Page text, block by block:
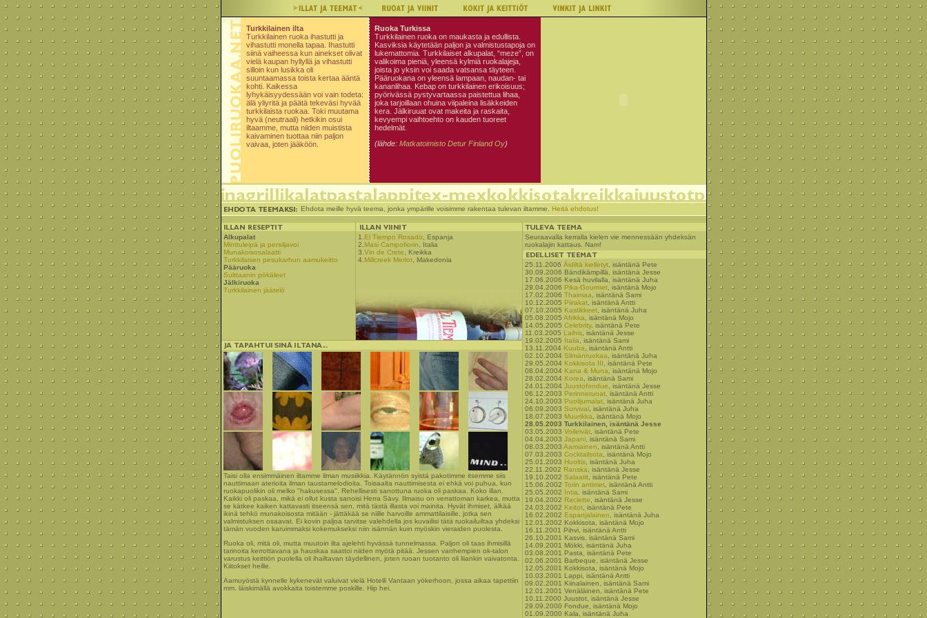
Turkkilainen ilta
Turkkilainen ruoka ihastutti ja
vihastutti monella tapaa. Ihastutti
siinä vaiheessa kun ainekset olivat
vielä kaupan hyllyllä ja vihastutti
silloin kun lusikka oli
suuntaamassa toista kertaa ääntä
kohti. Kaikessa
lyhykäisyydessään voi vain todeta:
älä yliyritä ja päätä tekeväsi hyvää
turkkilaista ruokaa. Toki muutama
hyvä (neutraali) hetkikin osui
iltaamme, mutta niiden muistista
kaivaminen tuottaa niin paljon
vaivaa, joten jääköön.
Ruoka Turkissa
Turkkilainen ruoka on maukasta ja edullista.
Kasviksia käytetään paljon ja valmistustapoja on
lukemattomia. Turkkilaiset alkupalat, “meze”, on
valikoima pieniä, yleensä kylmiä ruokalajeja,
joista jo yksin voi saada vatsansa täyteen.
Pääruokana on yleensä lampaan, naudan- tai
kananlihaa. Kebap on turkkilainen erikoisuus;
pyörivässä pystyvartaassa paistettua lihaa,
joka tarjoillaan ohuina viipaleina lisäkkeiden
kera. Jälkiruuat ovat makeita ja raskaita,
kevyempi vaihtoehto on kauden tuoreet
hedelmät.
(lähde: Matkatoimisto Detur Finland Oy)
Ehdota meille hyvä teema, jonka ympärille voisimme rakentaa tulevan iltamme. Heitä ehdotus!
Alkupalat
Minttuleipä ja persiljavoi
Munakoisosalaatti
Turkkilaisen pesukarhun aamukeitto
Pääruoka
Sulttaanin pökäleet
Jälkiruoka
Turkkilainen jäätelö
1. El Tiempo Rosado , Espanja
2. Masi Campofiorin , Italia
3. Vin de Crete , Kreikka
4. Millcreek Merlot, Makedonia
Seuraavalla kerralla kielen vie mennessään yhdeksän
ruokalajin kattaus. Nam!
25.11.2006 Äidiltä kielletyt, isäntänä Pete
30.09.2006 Bändikämpillä, isäntänä Jesse
17.06.2006 Kesä huvilalla, isäntänä Juha
29.04.2006 Pika-Gourmet, isäntänä Mojo
17.02.2006 Thaimaa , isäntänä Sami
10.12.2005 Piirakat, isäntänä Antti
07.10.2005 Kastikkeet, isäntänä Juha
05.08.2005 Afrikka , isäntänä Mojo
14.05.2005 Celebrity, isäntänä Pete
11.03.2005 Laihis, isäntänä Jesse
19.02.2005 Italia , isäntänä Sami
13.11.2004 Kuuba , isäntänä Antti
02.10.2004 Silmänruokaa , isäntänä Juha
29.05.2004 Kokkisota III , isäntänä Pete
08.04.2004 Kana & Muna , isäntänä Mojo
28.02.2004 Korea , isäntänä Sami
24.01.2004 Juustofondue , isäntänä Jesse
06.12.2003 Perinneruoat, isäntänä Antti
24.10.2003 Puolijumalat, isäntänä Juha
06.09.2003 Survival, isäntänä Juha
18.07.2003 Muurikka , isäntänä Mojo
28.05.2003 Turkkilainen, isäntänä Jesse
03.05.2003 Voileivät, isäntänä Pete
04.04.2003 Japani, isäntänä Sami
08.03.2003 Aamiainen , isäntänä Antti
07.03.2003 Cocktailsota , isäntänä Mojo
25.01.2003 Huoltis, isäntänä Juha
22.11.2002 Ranska , isäntänä Jesse
19.10.2002 Salaatit, isäntänä Pete
15.06.2002 Torin antimet, isäntänä Antti
25.05.2002 Intia , isäntänä Sami
19.04.2002 Raclette , isäntänä Jesse
24.03.2002 Keitot, isäntänä Pete
16.02.2002 Espanjalainen , isäntänä Juha
12.01.2002 Kokkisota, isäntänä Mojo
16.11.2001 Pihvi, isäntänä Antti
26.10.2001 Kasvis, isäntänä Sami
14.09.2001 Mökki, isäntänä Juha
03.08.2001 Pasta, isäntänä Pete
02.06.2001 Barbeque, isäntänä Jesse
12.05.2001 Kokkisota, isäntänä Mojo
10.03.2001 Lappi, isäntänä Antti
09.02.2001 Kiinalainen, isäntänä Sami
12.01.2001 Venäläinen, isäntänä Pete
10.11.2000 Juustot, isäntänä Jesse
29.09.2000 Fondue, isäntänä Mojo
01.09.2000 Kala, isäntänä Juha
Taisi olla ensimmäinen iltamme ilman musiikkia. Käytännön syistä pakotimme itsemme siis
nauttimaan aterioita ilman taustamelodioita. Toisaalta nauttimisesta ei ehkä voi puhua, kun
ruokapuolikin oli melko "hakusessa". Rehellisesti sanottuna ruoka oli paskaa. Koko illan.
Kaikki oli paskaa, mikä ei ollut kusta sanoisi Herra Sävy. Ilmaisu on verrattoman karkea, mutta
se kätkee kaiken kattavasti itseensä sen, mitä tästä illasta voi mainita. Hyvät ihmiset, älkää
ikinä tehkö munakoisosta mitään - jättäkää se niille harvoille ammattilaisille, jotka sen
valmistuksen osaavat. Ei kovin paljoa tarvitse valehdella jos kuvailisi tätä ruokailuiltaa yhdeksi
tämän vuoden karuimmaksi kokemukseksi niin isännän kuin myöskin vieraiden puolesta.
Ruoka oli, mitä oli, mutta muutoin ilta ajelehti hyvässä tunnelmassa. Paljon oli taas ihmisillä
tarinoita kerrottavana ja hauskaa saattoi niiden myötä pitää. Jessen vanhempien ok-talon
varustus keittiön puolella oli ihailtavan täydellinen, joten ruoan tuotanto oli liiankin vaivatonta.
Kiitokset heille.
Aamuyöstä kynnelle kykenevät valuivat vielä Hotelli Vantaan yökerhoon, jossa aikaa tapettiin
mm. läiskimällä avokkaita toistemme poskille. Hip hei.